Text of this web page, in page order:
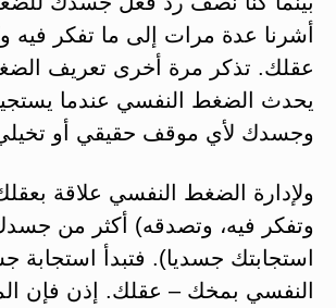
أشرنا عدة مرات إلى ما تفكر
عقلك. تذكر مرة أخرى تعريف
يحدث الضغط النفسي عندما
وجسدك لأي موقف حقيقي أو
ولإدارة الضغط النفسي علاقة
وتفكر فيه، وتصدقه) أكثر من
استجابتك جسديا). فتبدأ
النفسي بمخك – عقلك. إذن فإن